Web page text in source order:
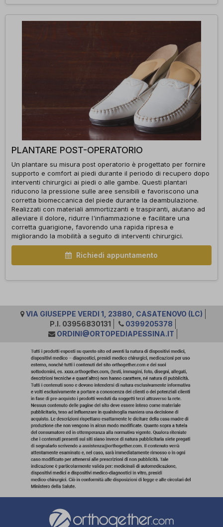
PLANTARE POST-OPERATORIO
Un plantare su misura post operatorio è progettato per fornire
supporto e comfort ai piedi durante il periodo di recupero dopo
interventi chirurgici ai piedi o alle gambe. Questi plantari
riducono la pressione sulle aree sensibili e favoriscono una
corretta biomeccanica del piede durante la deambulazione.
Realizzati con materiali ammortizzanti e traspiranti, aiutano ad
alleviare il dolore, ridurre l'infiammazione e facilitare una
corretta guarigione, favorendo una rapida ripresa e
migliorando la mobilità a seguito di interventi chirurgici.
Richiedi appuntamento
VIA GIUSEPPE VERDI 1, 23880, CASATENOVO (LC)
P.I. 03956830131
0399205378
ORDINI@ORTOPEDIAPESSINA.IT